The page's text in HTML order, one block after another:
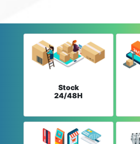
Stock
24/48H